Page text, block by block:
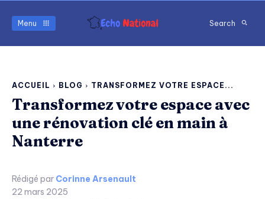
Menu Search
ACCUEIL BLOG TRANSFORMEZ VOTRE ESPACE...
Transformez votre espace avec
une rénovation clé en main à
Nanterre
Rédigé par Corinne Arsenault
22 mars 2025